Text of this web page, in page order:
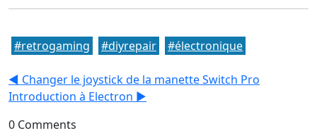
#retrogaming #diyrepair #électronique
◀️ Changer le joystick de la manette Switch Pro
Introduction à Electron ▶️
0 Comments